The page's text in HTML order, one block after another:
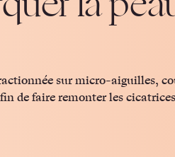
sur micro-aiguilles,
de faire remonter les